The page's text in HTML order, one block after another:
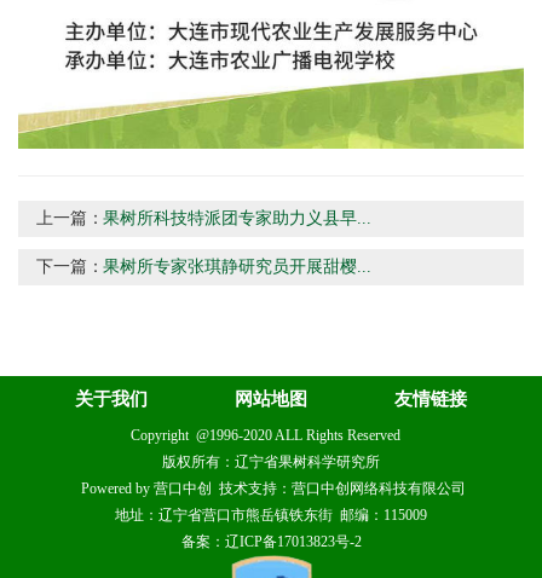
上一篇：果树所科技特派团专家助力义县早...
下一篇：果树所专家张琪静研究员开展甜樱...
关于我们 网站地图 友情链接
Copyright @1996-2020 ALL Rights Reserved
版权所有：辽宁省果树科学研究所
Powered by 营口中创 技术支持：营口中创网络科技有限公司
地址：辽宁省营口市熊岳镇铁东街 邮编：115009
备案：辽ICP备17013823号-2